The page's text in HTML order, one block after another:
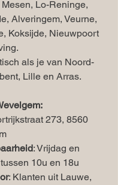
Lo-Reninge,
Alveringem, Veurne,
Koksijde, Nieuwpoort
als je van Noord-
Lille en Arras.
273, 8560
: Vrijdag en
10u en 18u
: Klanten uit Lauwe,